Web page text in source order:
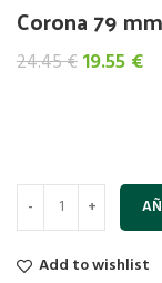
Corona 79
24.45€El
19.55 €El
Add to wishlist